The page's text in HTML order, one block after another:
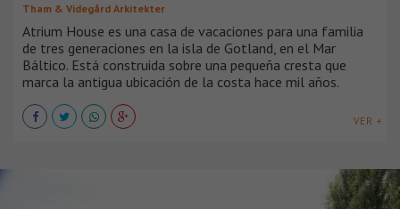
Tham & Videgård Arkitekter
Atrium House es una casa de vacaciones para una familia
de tres generaciones en la isla de Gotland, en el Mar
Báltico. Está construida sobre una pequeña cresta que
marca la antigua ubicación de la costa hace mil años.
VER +